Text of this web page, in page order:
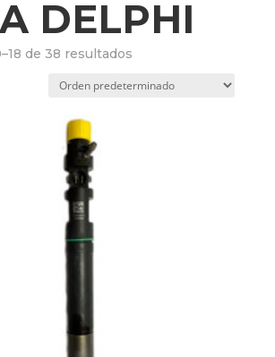
DELPHI
de 38 resultados